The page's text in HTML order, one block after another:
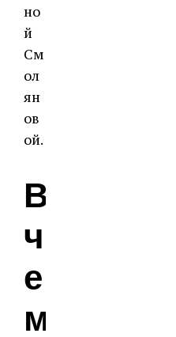
но
й
См
ол
ян
ов
ой.
В
ч
е
м